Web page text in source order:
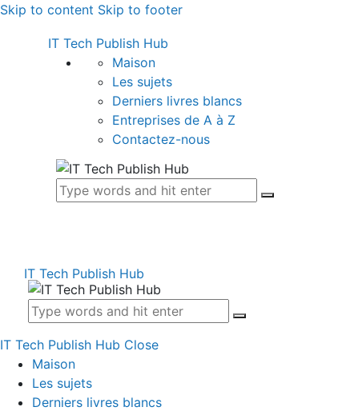
Skip to content Skip to footer
IT Tech Publish Hub
Maison
Les sujets
Derniers livres blancs
Entreprises de A à Z
Contactez-nous
IT Tech Publish Hub
IT Tech Publish Hub Close
Maison
Les sujets
Derniers livres blancs